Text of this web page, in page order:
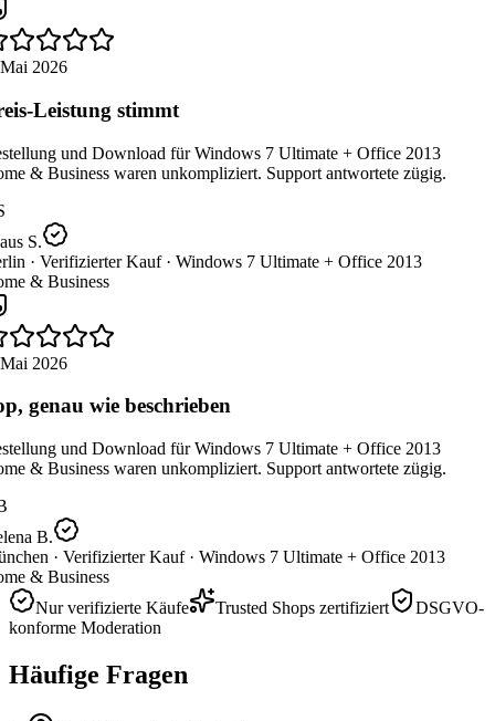
2026
Leistung stimmt
und Download für Windows 7 Ultimate + Office 2013
& Business waren unkompliziert. Support antwortete zügig.
S.
· Verifizierter Kauf · Windows 7 Ultimate + Office 2013
& Business
2026
genau wie beschrieben
und Download für Windows 7 Ultimate + Office 2013
& Business waren unkompliziert. Support antwortete zügig.
B.
· Verifizierter Kauf · Windows 7 Ultimate + Office 2013
& Business
Nur verifizierte Käufe
Trusted Shops zertifiziert
DSGVO-
konforme Moderation
Häufige Fragen